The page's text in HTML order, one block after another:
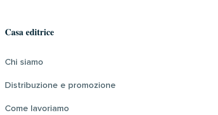
Casa editrice
Chi siamo
Distribuzione e promozione
Come lavoriamo